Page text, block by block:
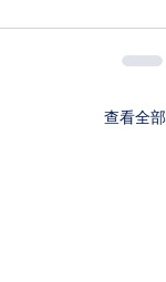
查看全部